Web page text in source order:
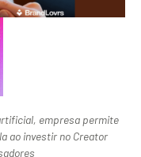
empresa permite
ao investir no Creator